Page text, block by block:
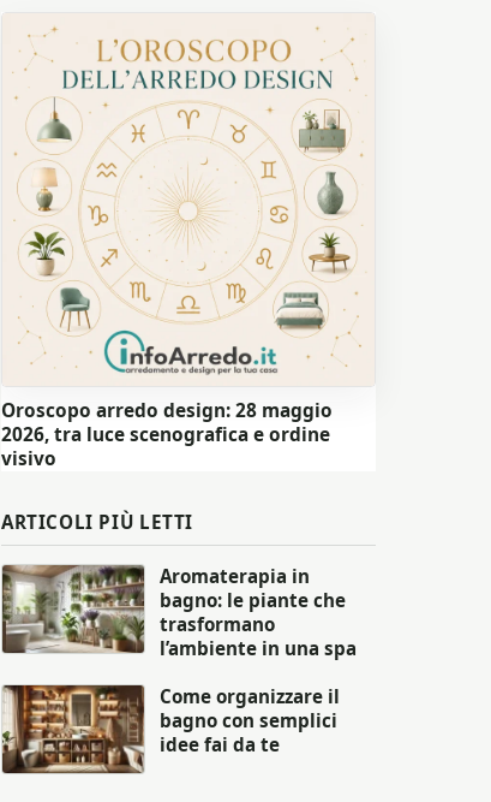
Oroscopo arredo design: 28 maggio
2026, tra luce scenografica e ordine
visivo
ARTICOLI PIÙ LETTI
Aromaterapia in
bagno: le piante che
trasformano
l’ambiente in una spa
Come organizzare il
bagno con semplici
idee fai da te